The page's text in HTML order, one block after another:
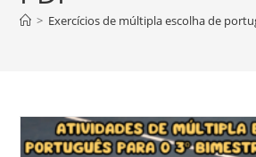
> Exercícios de múltipla escolha de